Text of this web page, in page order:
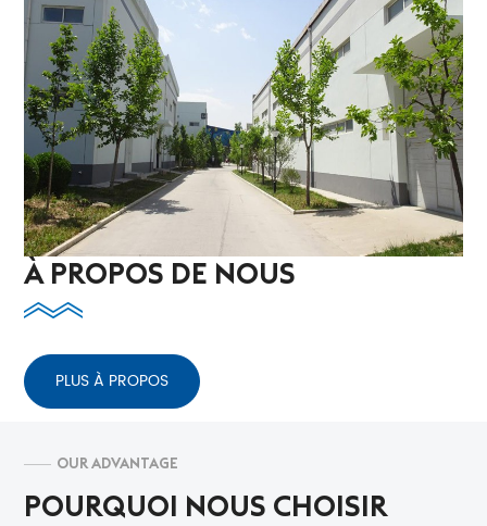
À PROPOS DE NOUS
PLUS À PROPOS
OUR ADVANTAGE
POURQUOI NOUS CHOISIR